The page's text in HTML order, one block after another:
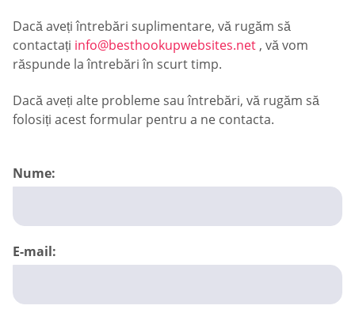
Dacă aveți întrebări suplimentare, vă rugăm să
contactați info@besthookupwebsites.net, vă vom
răspunde la întrebări în scurt timp.
Dacă aveți alte probleme sau întrebări, vă rugăm să
folosiți acest formular pentru a ne contacta.
Nume:
E-mail: